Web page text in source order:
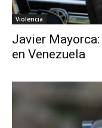
Violencia
Javier
en Venezuela